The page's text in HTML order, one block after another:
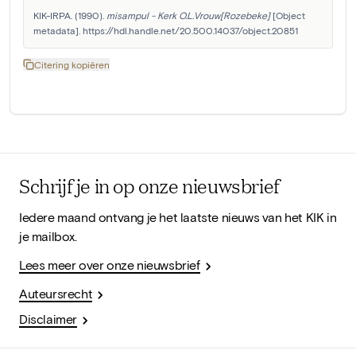
KIK-IRPA. (1990). misampul - Kerk O.L.Vrouw[Rozebeke] [Object
metadata]. https://hdl.handle.net/20.500.14037/object.20851
Citering kopiëren
Schrijf je in op onze nieuwsbrief
Iedere maand ontvang je het laatste nieuws van het KIK in
je mailbox.
Lees meer over onze nieuwsbrief
Auteursrecht
Disclaimer